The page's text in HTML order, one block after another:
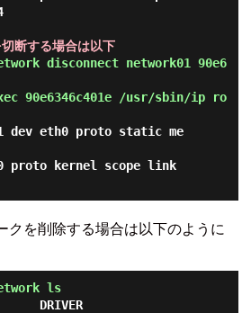
断する場合は以下
disconnect network01 90e6
90e6346c401e /usr/sbin/ip ro
dev eth0 proto static me
proto kernel scope link
クを削除する場合は以下のように
ls
DRIVER